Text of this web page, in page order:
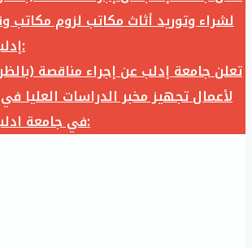
لشراء وتوريد أثاث مكاتب لزوم مكاتب
إدلب وفق الآتي:
تعلن جامعة إدلب عن إجراء مناقصة
لأعمال تجهيز مخبر الدراسات العليا
في جامعة ادلب وفق الآتي: